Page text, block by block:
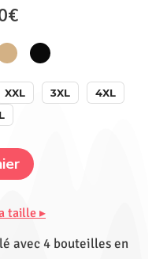
€
XXL 3XL
4XL
taille ▸
avec 4 bouteilles en